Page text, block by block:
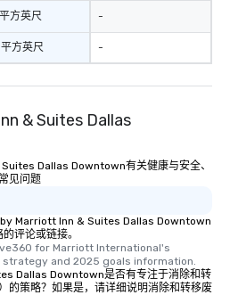
方英尺
方英尺
-
-
& Suites Dallas
Dallas Downtown有关健康与安全、
见问题
Marriott Inn & Suites Dallas Downtown
评论或链接。
for Marriott International's
and 2025 goals information.
Dallas Downtown是否有专注于消除和转
的策略？如果是，请详细说明消除和转移废